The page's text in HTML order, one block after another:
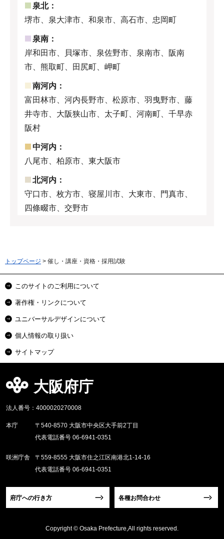
泉北：
堺市、泉大津市、和泉市、高石市、忠岡町
泉南：
岸和田市、貝塚市、泉佐野市、泉南市、阪南
市、熊取町、田尻町、岬町
南河内：
富田林市、河内長野市、松原市、羽曳野市、藤
井寺市、大阪狭山市、太子町、河南町、千早赤
阪村
中河内：
八尾市、柏原市、東大阪市
北河内：
守口市、枚方市、寝屋川市、大東市、門真市、
四條畷市、交野市
トップページ > 催し・講座・資格・採用試験
このサイトのご利用について
著作権・リンクについて
ユニバーサルデザインについて
個人情報の取り扱い
サイトマップ
大阪府庁
法人番号：4000020270008
本庁
〒540-8570 大阪市中央区大手前2丁目
代表電話番号 06-6941-0351
咲洲庁舎
〒559-8555 大阪市住之江区南港北1-14-16
代表電話番号 06-6941-0351
府庁への行き方 各種お問合わせ
Copyright © Osaka Prefecture,All rights reserved.